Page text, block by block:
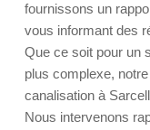
fournissons un
vous informant des
Que ce soit pour un
plus complexe,
canalisation à
Nous intervenons